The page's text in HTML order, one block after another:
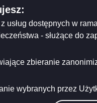
usług dostępnych w
- służące do
zbieranie
wybranych przez
nr 360/2015
Suwałk z dnia 5
2015-10-20 08:22:24
do multimedialnych